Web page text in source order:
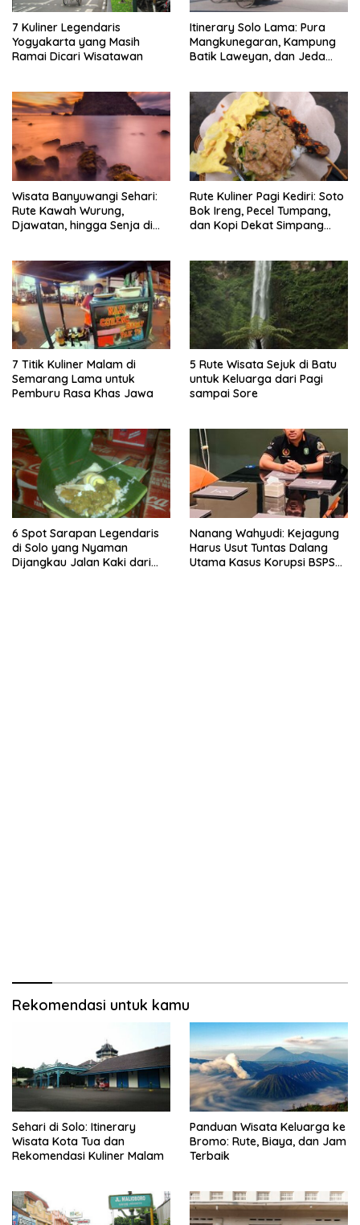
7 Kuliner Legendaris
Yogyakarta yang Masih
Ramai Dicari Wisatawan
Itinerary Solo Lama: Pura
Mangkunegaran, Kampung
Batik Laweyan, dan Jeda
Wisata Banyuwangi Sehari:
Rute Kawah Wurung,
Djawatan, hingga Senja di
Rute Kuliner Pagi Kediri: Soto
Bok Ireng, Pecel Tumpang,
dan Kopi Dekat Simpang
7 Titik Kuliner Malam di
Semarang Lama untuk
Pemburu Rasa Khas Jawa
5 Rute Wisata Sejuk di Batu
untuk Keluarga dari Pagi
sampai Sore
6 Spot Sarapan Legendaris
di Solo yang Nyaman
Dijangkau Jalan Kaki dari
Nanang Wahyudi: Kejagung
Harus Usut Tuntas Dalang
Utama Kasus Korupsi BSPS
Rekomendasi untuk kamu
Sehari di Solo: Itinerary
Wisata Kota Tua dan
Rekomendasi Kuliner Malam
Panduan Wisata Keluarga ke
Bromo: Rute, Biaya, dan Jam
Terbaik